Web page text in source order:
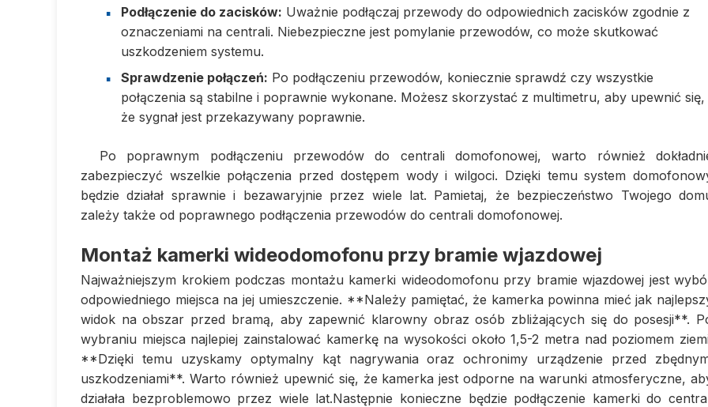
Podłączenie do zacisków: Uważnie podłączaj przewody do odpowiednich zacisków zgodnie z
oznaczeniami na centrali. Niebezpieczne jest pomylanie przewodów, co może skutkować
uszkodzeniem systemu.
Sprawdzenie połączeń: Po podłączeniu przewodów, koniecznie sprawdź czy wszystkie
połączenia są stabilne i poprawnie wykonane. Możesz skorzystać z multimetru, aby upewnić się,
że sygnał jest przekazywany poprawnie.
Po poprawnym podłączeniu przewodów do centrali domofonowej, warto również
zabezpieczyć wszelkie połączenia przed dostępem wody i wilgoci. Dzięki temu system
będzie działał sprawnie i bezawaryjnie przez wiele lat. Pamietaj, że bezpieczeństwo Twojego
zależy także od poprawnego podłączenia przewodów do centrali domofonowej.
Montaż kamerki wideodomofonu przy bramie wjazdowej
Najważniejszym krokiem podczas montażu kamerki wideodomofonu przy bramie wjazdowej jest
odpowiedniego miejsca na jej umieszczenie. **Należy pamiętać, że kamerka powinna mieć jak
widok na obszar przed bramą, aby zapewnić klarowny obraz osób zbliżających się do posesji**.
wybraniu miejsca najlepiej zainstalować kamerkę na wysokości około 1,5-2 metra nad poziomem
**Dzięki temu uzyskamy optymalny kąt nagrywania oraz ochronimy urządzenie przed
uszkodzeniami**. Warto również upewnić się, że kamerka jest odporne na warunki atmosferyczne,
działała bezproblemowo przez wiele lat.Następnie konieczne będzie podłączenie kamerki do